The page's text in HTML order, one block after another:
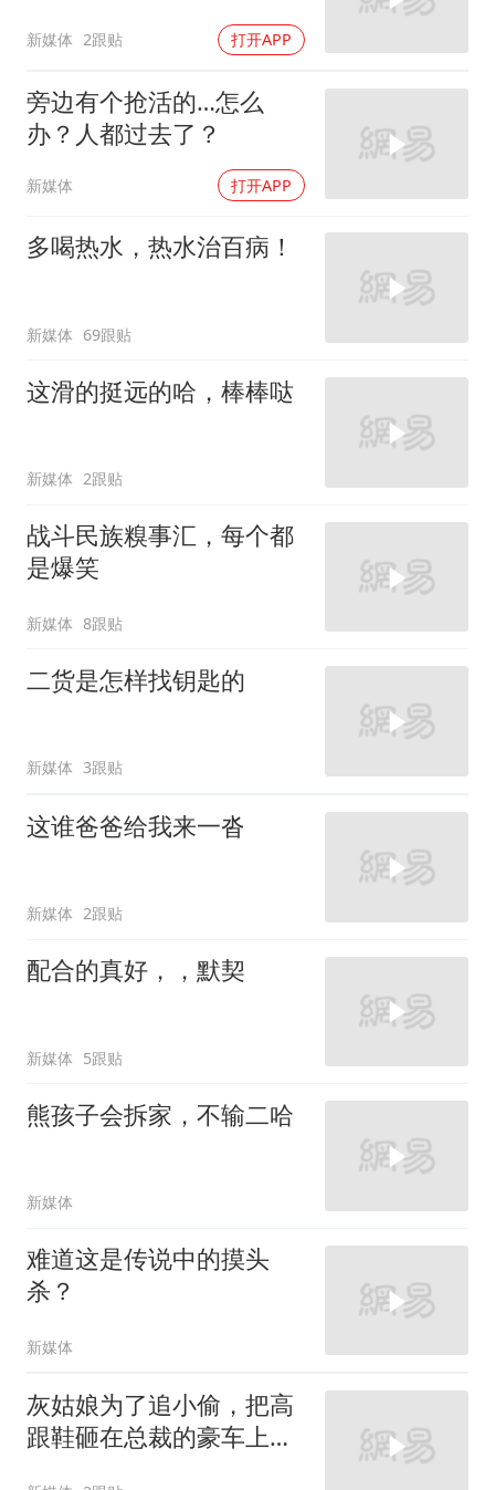
新媒体 2跟贴 打开APP
旁边有个抢活的…怎么
办？人都过去了？
新媒体 打开APP
多喝热水，热水治百病！
新媒体 69跟贴
这滑的挺远的哈，棒棒哒
新媒体 2跟贴
战斗民族糗事汇，每个都
是爆笑
新媒体 8跟贴
二货是怎样找钥匙的
新媒体 3跟贴
这谁爸爸给我来一沓
新媒体 2跟贴
配合的真好，，默契
新媒体 5跟贴
熊孩子会拆家，不输二哈
新媒体
难道这是传说中的摸头
杀？
新媒体
灰姑娘为了追小偷，把高
跟鞋砸在总裁的豪车上，